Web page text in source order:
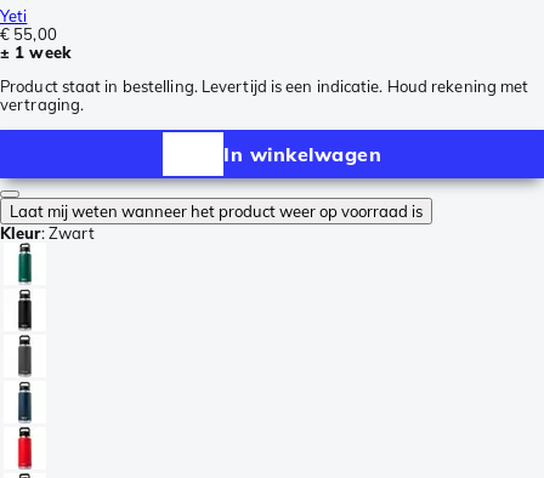
Yeti
€ 55,00
± 1 week
Product staat in bestelling. Levertijd is een indicatie. Houd rekening met
vertraging.
In winkelwagen
Laat mij weten wanneer het product weer op voorraad is
Kleur:Zwart